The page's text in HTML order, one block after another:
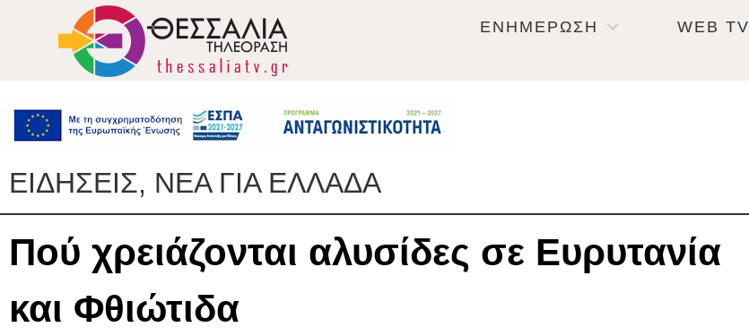
ΕΝΗΜΕΡΩΣΗ WEB TV
ΕΙΔΗΣΕΙΣ, ΝΕΑ ΓΙΑ ΕΛΛΑΔΑ
Πού χρειάζονται αλυσίδες σε Ευρυτανία
και Φθιώτιδα